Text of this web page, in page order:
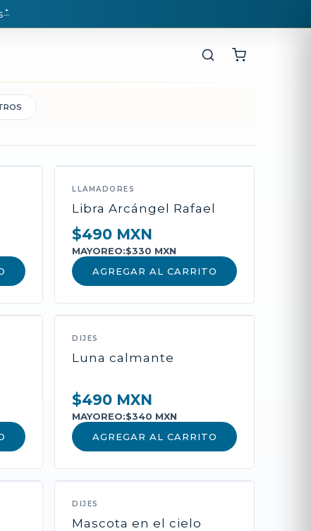
*
LLAMADORES
Libra Arcángel Rafael
$490 MXN
MAYOREO:$330 MXN
AGREGAR AL CARRITO
DIJES
Luna calmante
$490 MXN
MAYOREO:$340 MXN
AGREGAR AL CARRITO
DIJES
Mascota en el cielo